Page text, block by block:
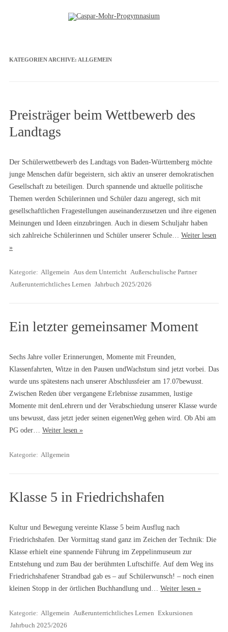
KATEGORIEN ARCHIVE: ALLGEMEIN
Preisträger beim Wettbewerb des
Landtags
Der Schülerwettbewerb des Landtags von Baden-Württemberg möchte
junge Menschen dafür begeistern, sich aktiv an unserer demokratischen
Gesellschaft zu beteiligen. Durch spannende und aktuelle politische
Themen werden Schülerinnen und Schüler dazu angeregt, sich mit
gesellschaftlichen Fragestellungen auseinanderzusetzen und ihre eigenen
Meinungen und Ideen einzubringen. Auch in diesem Schuljahr haben
sich zahlreiche Schülerinnen und Schüler unserer Schule… Weiter lesen
»
Kategorie: Allgemein Aus dem Unterricht Außerschulische Partner
Außerunterrichtliches Lernen Jahrbuch 2025/2026
Ein letzter gemeinsamer Moment
Sechs Jahre voller Erinnerungen, Momente mit Freunden,
Klassenfahrten, Witze in den Pausen undWachstum sind jetzt vorbei. Das
wurde uns spätestens nach unserer Abschlussfeier am 17.07bewusst.
Zwischen Reden über vergangene Erlebnisse zusammen, lustige
Momente mit denLehrern und der Verabschiedung unserer Klasse wurde
uns bewusst, dass jetzt jeder seinen eigenenWeg gehen wird. Ob Abi am
PG oder… Weiter lesen »
Kategorie: Allgemein
Klasse 5 in Friedrichshafen
Kultur und Bewegung vereinte Klasse 5 beim Ausflug nach
Friedrichshafen. Der Vormittag stand ganz im Zeichen der Technik: Die
Klasse erhielt eine spannende Führung im Zeppelinmuseum zur
Entstehung und zum Bau der berühmten Luftschiffe. Auf dem Weg ins
Friedrichshafener Strandbad gab es – auf Schülerwunsch! – noch einen
kleinen Stopp in der örtlichen Buchhandlung und… Weiter lesen »
Kategorie: Allgemein Außerunterrichtliches Lernen Exkursionen
Jahrbuch 2025/2026